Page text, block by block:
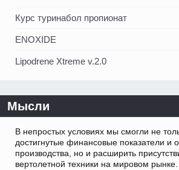
Курс туринабол пропионат
ENOXIDE
Lipodrene Xtreme v.2.0
Мысли
В непростых условиях мы смогли не
достигнутые финансовые показатели и
производства, но и расширить
вертолетной техники на мировом